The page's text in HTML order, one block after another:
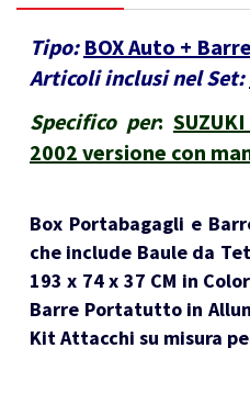
Tipo: BOX Auto +
Articoli inclusi nel Set:
Specifico per:
2002 versione con
Box Portabagagli e
che include Baule da
193 x 74 x 37 CM in
Barre Portatutto in
Kit Attacchi su misura